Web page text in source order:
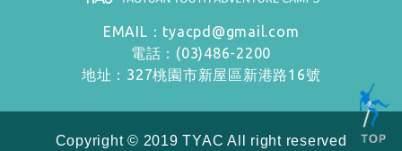
EMAIL：tyacpd@gmail.com
電話：(03)486-2200
地址：327桃園市新屋區新港路16號
Copyright © 2019 TYAC All right reserved